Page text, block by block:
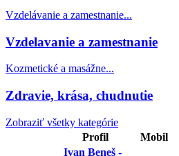
Vzdelávanie a zamestnanie...
Vzdelavanie a zamestnanie
Kozmetické a masážne...
Zdravie, krása, chudnutie
Zobraziť všetky kategórie
Profil
Mobil
Ivan Beneš -